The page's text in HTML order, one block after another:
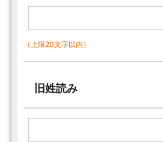
（上限20文字以内）
旧姓読み